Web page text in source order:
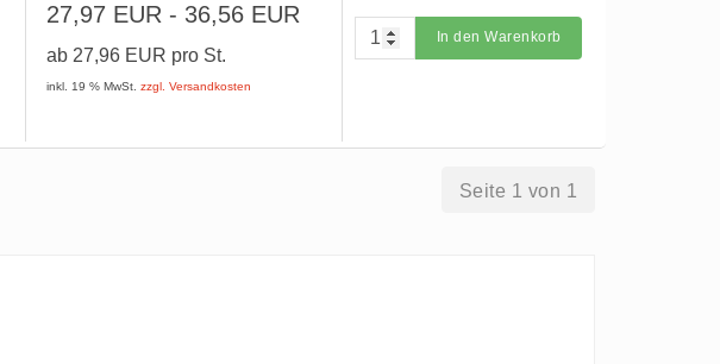
27,97 EUR - 36,56 EUR
ab 27,96 EUR pro St.
inkl. 19 % MwSt.zzgl. Versandkosten
In den Warenkorb
Seite 1 von 1